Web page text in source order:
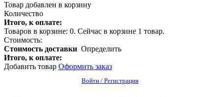
Товар добавлен в корзину
Количество
Итого, к оплате:
Товаров в корзине: 0. Сейчас в корзине 1 товар.
Стоимость:
Стоимость доставки Определить
Итого, к оплате:
Добавить товар Оформить заказ
Войти / Регистрация